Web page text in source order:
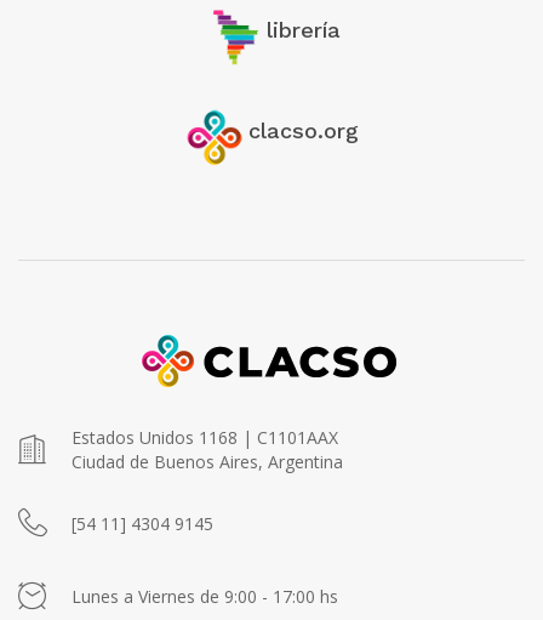
librería
clacso.org
Estados Unidos 1168 | C1101AAX
Ciudad de Buenos Aires, Argentina
[54 11] 4304 9145
Lunes a Viernes de 9:00 - 17:00 hs